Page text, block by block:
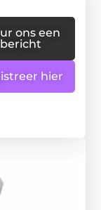
ons een
bericht
hier